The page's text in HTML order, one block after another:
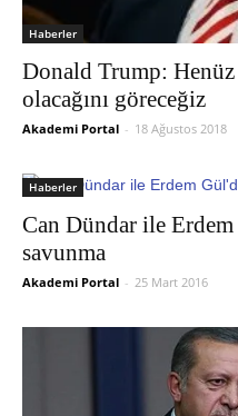
Haberler
Donald Trump:
olacağını göreceğiz
Akademi Portal - 18 Ağustos 2018
Haberler
Can Dündar ile
savunma
Akademi Portal - 25 Mart 2016